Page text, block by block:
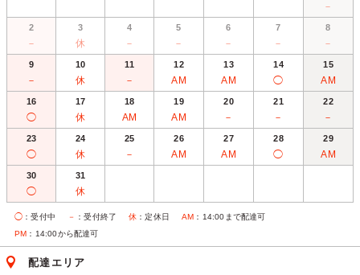
－
2
－
3
休
4
－
5
－
6
－
7
－
8
－
9
－
10
休
11
－
12
AM
13
AM
14
◯
15
AM
16
◯
17
休
18
AM
19
AM
20
－
21
－
22
－
23
◯
24
休
25
－
26
AM
27
AM
28
◯
29
AM
30
◯
31
休
◯ ：受付中 － ：受付終了 休 ：定休日 AM ：14:00まで配達可
PM ：14:00から配達可
配達エリア